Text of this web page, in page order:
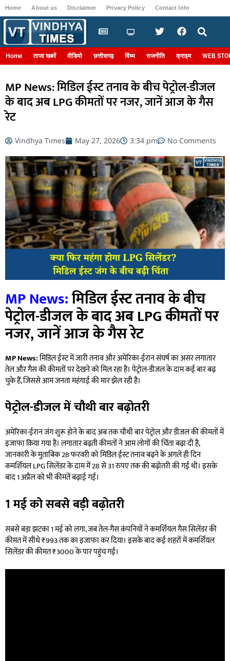
Home About us Disclaimer Privacy Policy Contact Info
Home ताजा खबरें वीडियो छत्तीसगढ़ विंध्य राजनीति क्राइम WEB
MP News: मिडिल ईस्ट तनाव के बीच पेट्रोल-डीजल
के बाद अब LPG कीमतों पर नजर, जानें आज के गैस
रेट
Vindhya Times May 27, 2026 3:34 pm No Comments
MP News:मिडिल ईस्ट तनाव के बीच
पेट्रोल-डीजल के बाद अब LPG कीमतों पर
नजर, जानें आज के गैस रेट
MP News:मिडिल ईस्ट में जारी तनाव और अमेरिका-ईरान संघर्ष का असर लगातार
तेल और गैस की कीमतों पर देखने को मिल रहा है। पेट्रोल-डीजल के दाम कई बार बढ़
चुके हैं, जिससे आम जनता महंगाई की मार झेल रही है।
पेट्रोल-डीजल में चौथी बार बढ़ोतरी
अमेरिका-ईरान जंग शुरू होने के बाद अब तक चौथी बार पेट्रोल और डीजल की कीमतों में
इजाफा किया गया है। लगातार बढ़ती कीमतों ने आम लोगों की चिंता बढ़ा दी है,
जानकारी के मुताबिक 28 फरवरी को मिडिल ईस्ट तनाव बढ़ने के अगले ही दिन
कमर्शियल LPG सिलेंडर के दाम में 28 से 31 रुपए तक की बढ़ोतरी की गई थी। इसके
बाद 1 अप्रैल को भी कीमतें बढ़ाई गईं।
1 मई को सबसे बड़ी बढ़ोतरी
सबसे बड़ा झटका 1 मई को लगा, जब तेल-गैस कंपनियों ने कमर्शियल गैस सिलेंडर की
कीमत में सीधे ₹993 तक का इजाफा कर दिया। इसके बाद कई शहरों में कमर्शियल
सिलेंडर की कीमत ₹3000 के पार पहुंच गई।